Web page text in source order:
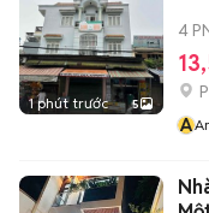
1 phút trước 5
4
A